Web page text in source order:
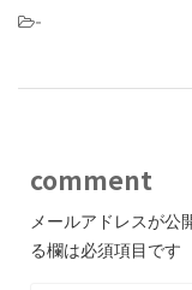
-
comment
メールアドレスが公
る欄は必須項目です